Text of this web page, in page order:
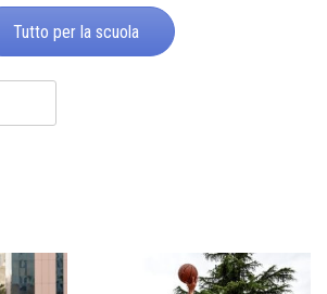
Tutto per la scuola